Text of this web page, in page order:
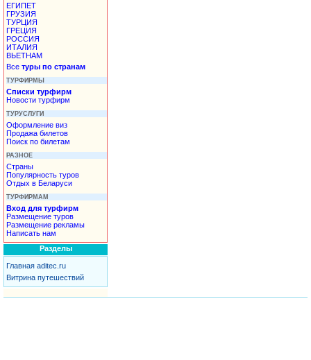
ЕГИПЕТ
ГРУЗИЯ
ТУРЦИЯ
ГРЕЦИЯ
РОССИЯ
ИТАЛИЯ
ВЬЕТНАМ
Все туры по странам
ТУРФИРМЫ
Списки турфирм
Новости турфирм
ТУРУСЛУГИ
Оформление виз
Продажа билетов
Поиск по билетам
РАЗНОЕ
Страны
Популярность туров
Отдых в Беларуси
ТУРФИРМАМ
Вход для турфирм
Размещение туров
Размещение рекламы
Написать нам
Разделы
Главная aditec.ru
Витрина путешествий